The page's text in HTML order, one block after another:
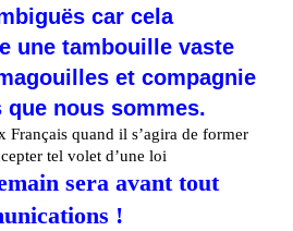
car cela
une tambouille vaste
et compagnie
nous sommes.
Français quand il s’agira de former
tel volet d’une loi
sera avant tout
!